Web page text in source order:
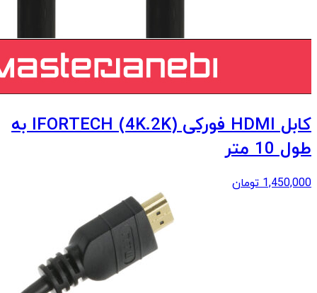
کابل HDMI فورکی (4K.2K) IFORTECH به
طول 10 متر
1,450,000 تومان